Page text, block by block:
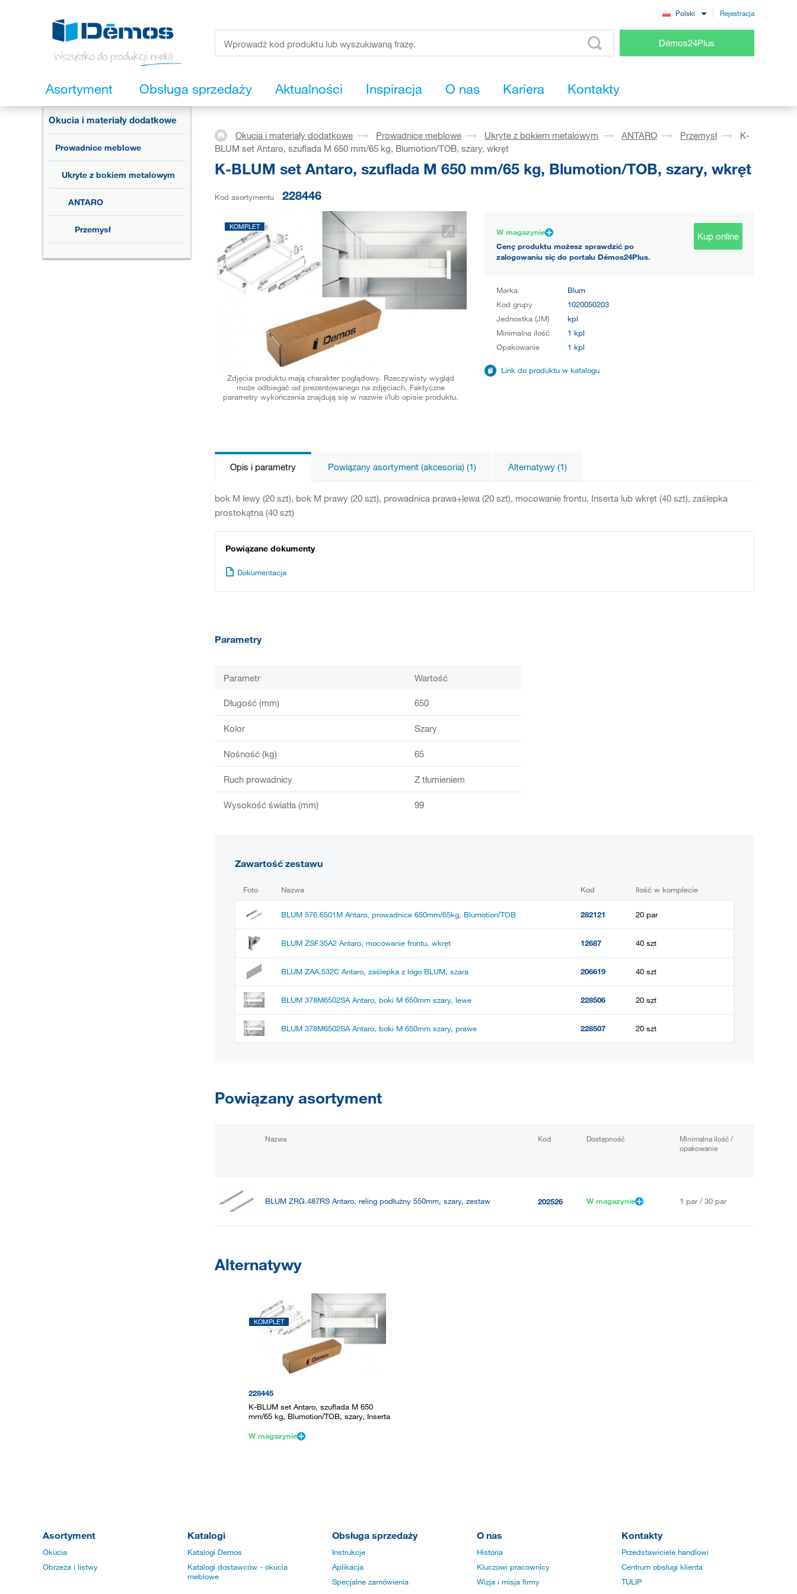
Polski Rejestracja
Démos24Plus
Asortyment Obsługa sprzedaży Aktualności Inspiracja O nas Kariera Kontakty
Okucia i materiały dodatkowe
Prowadnice meblowe
Ukryte z bokiem metalowym
ANTARO
Przemysł
Okucia i materiały dodatkowe Prowadnice meblowe Ukryte z bokiem metalowym ANTARO Przemysł
K-
BLUM set Antaro, szuflada M 650 mm/65 kg, Blumotion/TOB, szary, wkręt
K-BLUM set Antaro, szuflada M 650 mm/65 kg, Blumotion/TOB, szary, wkręt
Kod asortymentu 228446
KOMPLET
Zdjęcia produktu mają charakter poglądowy. Rzeczywisty wygląd
może odbiegać od prezentowanego na zdjęciach. Faktyczne
parametry wykończenia znajdują się w nazwie i/lub opisie produktu.
W magazynie
Cenę produktu możesz sprawdzić po
zalogowaniu się do portalu Démos24Plus.
Kup online
Marka
Blum
Kod grupy
1020050203
Jednostka (JM)
kpl
Minimalna ilość
1 kpl
Opakowanie
1 kpl
Link do produktu w katalogu
Opis i parametry Powiązany asortyment (akcesoria) (1) Alternatywy (1)
bok M lewy (20 szt), bok M prawy (20 szt), prowadnica prawa+lewa (20 szt), mocowanie frontu, Inserta lub wkręt (40 szt), zaślepka
prostokątna (40 szt)
Powiązane dokumenty
Dokumentacja
Parametry
Parametr Wartość
Długość (mm) 650
Kolor Szary
Nośność (kg) 65
Ruch prowadnicy Z tłumieniem
Wysokość światła (mm) 99
Zawartość zestawu
Foto Nazwa Kod Ilość w komplecie
BLUM 576.6501M Antaro, prowadnice 650mm/65kg, Blumotion/TOB 282121 20 par
BLUM ZSF.35A2 Antaro, mocowanie frontu, wkręt 12687 40 szt
BLUM ZAA.532C Antaro, zaślepka z logo BLUM, szara 206619 40 szt
BLUM 378M6502SA Antaro, boki M 650mm szary, lewe 228506 20 szt
BLUM 378M6502SA Antaro, boki M 650mm szary, prawe 228507 20 szt
Powiązany asortyment
Nazwa Kod Dostępność
Minimalna ilość /
opakowanie
BLUM ZRG.487RS Antaro, reling podłużny 550mm, szary, zestaw 202526 W magazynie 1 par / 30 par
Alternatywy
KOMPLET
228445
K-BLUM set Antaro, szuflada M 650
mm/65 kg, Blumotion/TOB, szary, Inserta
W magazynie
Asortyment
Okucia
Obrzeża i listwy
Katalogi
Katalogi Demos
Katalogi dostawców - okucia
meblowe
Obsługa sprzedaży
Instrukcje
Aplikacja
Specjalne zamówienia
O nas
Historia
Kluczowi pracownicy
Wizja i misja firmy
Kontakty
Przedstawiciele handlowi
Centrum obsługi klienta
TULIP